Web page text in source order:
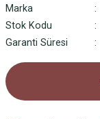
Marka
Stok Kodu
Garanti Süresi